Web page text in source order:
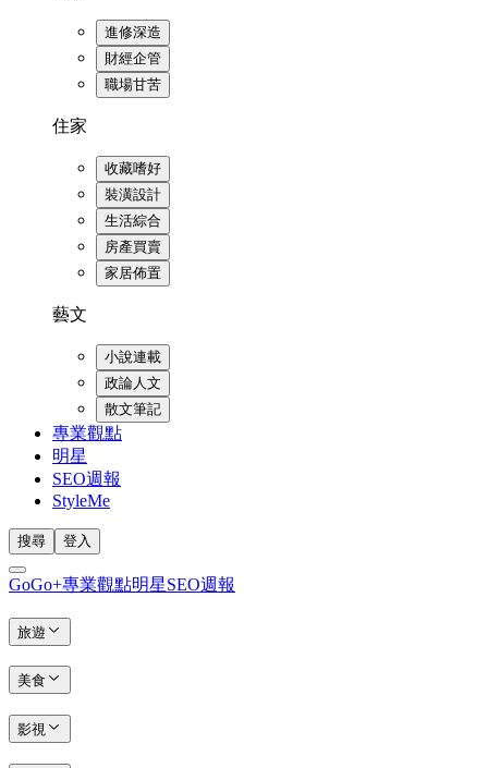
進修深造
財經企管
職場甘苦
住家
收藏嗜好
裝潢設計
生活綜合
房產買賣
家居佈置
藝文
小說連載
政論人文
散文筆記
專業觀點
明星
SEO週報
StyleMe
搜尋 登入
GoGo+專業觀點明星SEO週報
旅遊
美食
影視